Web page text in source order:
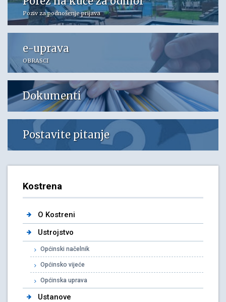
Poziv za podnošenje prijava
e-uprava
OBRASCI
Dokumenti
Postavite pitanje
Kostrena
O Kostreni
Ustrojstvo
Općinski načelnik
Općinsko vijeće
Općinska uprava
Ustanove